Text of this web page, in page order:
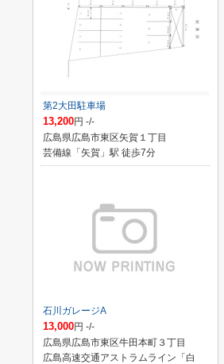
第2大田駐車場
13,200円 -/-
広島県広島市東区矢賀１丁目
芸備線「矢賀」駅 徒歩7分
石川ガレージA
13,000円 -/-
広島県広島市東区牛田本町３丁目
広島高速交通アストラムライン「白